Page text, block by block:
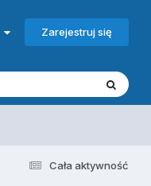
Zarejestruj się
Cała aktywność